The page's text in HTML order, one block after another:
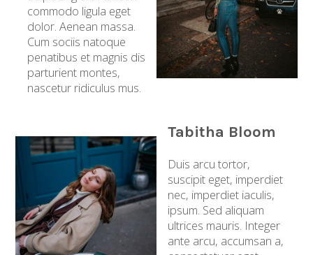
commodo ligula eget
dolor. Aenean massa.
Cum sociis natoque
penatibus et magnis dis
parturient montes,
nascetur ridiculus mus.
Tabitha Bloom
Duis arcu tortor,
suscipit eget, imperdiet
nec, imperdiet iaculis,
ipsum. Sed aliquam
ultrices mauris. Integer
ante arcu, accumsan a,